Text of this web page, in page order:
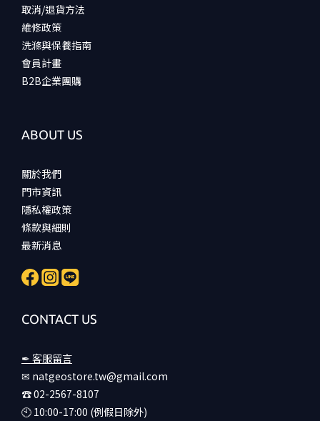
取消/退貨方法
維修政策
洗滌與保養指南
會員計畫
B2B企業團購
ABOUT US
關於我們
門市資訊
隱私權政策
條款與細則
最新消息
CONTACT US
✒ 客服留言
✉ natgeostore.tw@gmail.com
☎︎ 02-2567-8107
🕙︎ 10:00-17:00 (例假日除外)